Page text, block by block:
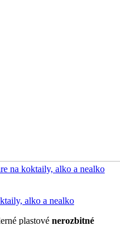
na koktaily, alko a nealko
alko a nealko
plastové nerozbitné